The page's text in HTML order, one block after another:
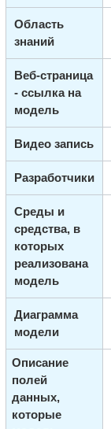
Область
знаний
Веб-страница
- ссылка на
модель
Видео запись
Разработчики
Среды и
средства, в
которых
реализована
модель
Диаграмма
модели
Описание
полей
данных,
которые